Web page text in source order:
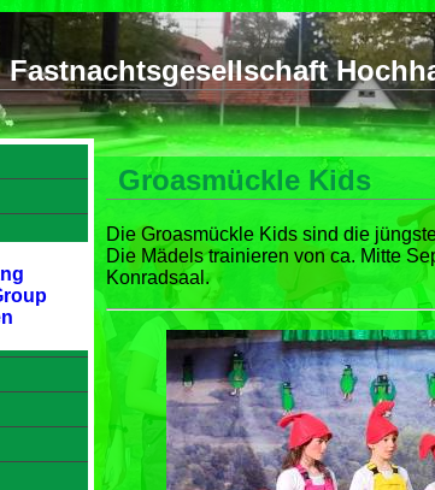
Fastnachtsgesellschaft
Groasmückle Kids
Die Groasmückle Kids sind die
Die Mädels trainieren von ca. Mitte
Konradsaal.